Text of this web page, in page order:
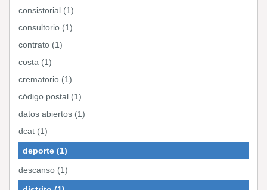
consistorial (1)
consultorio (1)
contrato (1)
costa (1)
crematorio (1)
código postal (1)
datos abiertos (1)
dcat (1)
deporte (1)
descanso (1)